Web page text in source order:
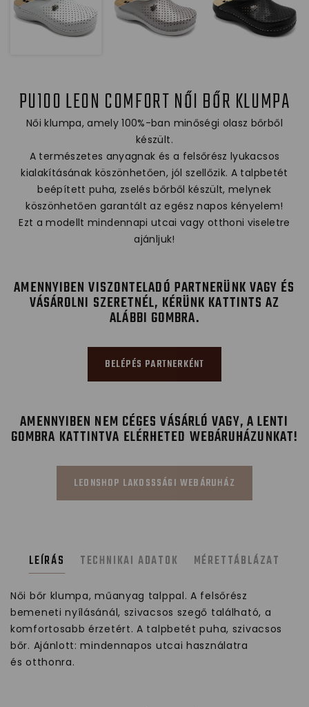
PU100 LEON COMFORT NŐI BŐR KLUMPA
Női klumpa, amely 100%-ban minőségi olasz bőrből
készült.
A természetes anyagnak és a felsőrész lyukacsos
kialakításának köszönhetően, jól szellőzik. A talpbetét
beépített puha, zselés bőrből készült, melynek
köszönhetően garantált az egész napos kényelem!
Ezt a modellt mindennapi utcai vagy otthoni viseletre
ajánljuk!
AMENNYIBEN VISZONTELADÓ PARTNERÜNK VAGY ÉS
VÁSÁROLNI SZERETNÉL, KÉRÜNK KATTINTS AZ
ALÁBBI GOMBRA.
BELÉPÉS PARTNERKÉNT
AMENNYIBEN NEM CÉGES VÁSÁRLÓ VAGY, A LENTI
GOMBRA KATTINTVA ELÉRHETED WEBÁRUHÁZUNKAT!
LEONSHOP LAKOSSSÁGI WEBÁRUHÁZ
LEÍRÁS TECHNIKAI ADATOK MÉRETTÁBLÁZAT
Női bőr klumpa, műanyag talppal. A felsőrész
bemeneti nyílásánál, szivacsos szegő található, a
komfortosabb érzetért. A talpbetét puha, szivacsos
bőr. Ajánlott: mindennapos utcai használatra
és otthonra.